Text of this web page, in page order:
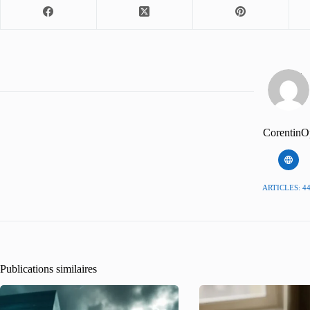
ARTICLES:
Publications similaires